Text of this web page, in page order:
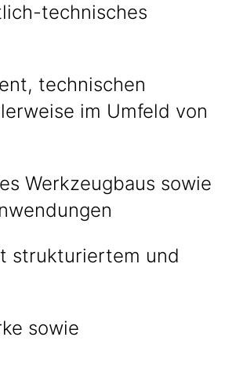
technisches
technischen
im Umfeld von
Werkzeugbaus sowie
strukturiertem und
sowie